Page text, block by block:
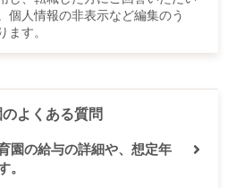
個人情報の非表示など編集のう
ます。
よくある質問
園の給与の詳細や、想定年
。